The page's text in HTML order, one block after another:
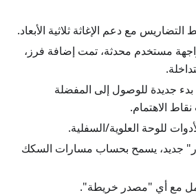
مع دعم الإغاثة ثلاثية الأبعاد.
مستخدم محدثة، تمت إضافة فرز،
بدء جديدة للوصول إلى المفضلة
الاهتمام.
للوحة العلوية/السفلية.
جديد، يسمح بحساب مسارات السكك
مع أي "مصدر خريطة".